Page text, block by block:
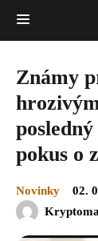
Známy
pokus o
Novinky
02.